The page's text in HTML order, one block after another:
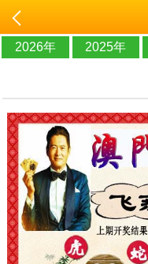
2026年 2025年